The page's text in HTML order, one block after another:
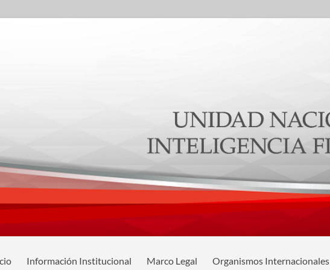
Información Institucional Marco Legal Organismos Internacionales